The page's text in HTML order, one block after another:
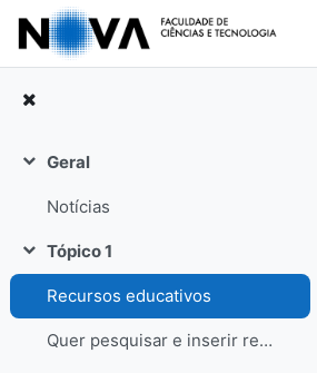
Ir para o conteúdo principal
Contrair
Geral
Notícias
Contrair
Tópico 1
Recursos educativos
Quer pesquisar e inserir recursos? Saiba como!